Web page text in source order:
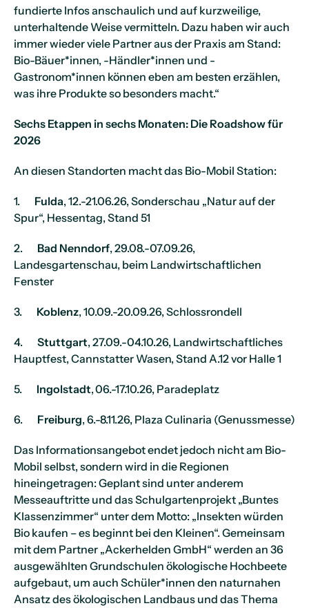
fundierte Infos anschaulich und auf kurzweilige,
unterhaltende Weise vermitteln. Dazu haben wir auch
immer wieder viele Partner aus der Praxis am Stand:
Bio-Bäuer*innen, -Händler*innen und -
Gastronom*innen können eben am besten erzählen,
was ihre Produkte so besonders macht.“
Sechs Etappen in sechs Monaten: Die Roadshow für
2026
An diesen Standorten macht das Bio-Mobil Station:
1. Fulda, 12.-21.06.26, Sonderschau „Natur auf der
Spur“, Hessentag, Stand 51
2. Bad Nenndorf, 29.08.-07.09.26,
Landesgartenschau, beim Landwirtschaftlichen
Fenster
3. Koblenz, 10.09.-20.09.26, Schlossrondell
4. Stuttgart, 27.09.-04.10.26, Landwirtschaftliches
Hauptfest, Cannstatter Wasen, Stand A.12 vor Halle 1
5. Ingolstadt, 06.-17.10.26, Paradeplatz
6. Freiburg, 6.-8.11.26, Plaza Culinaria (Genussmesse)
Das Informationsangebot endet jedoch nicht am Bio-
Mobil selbst, sondern wird in die Regionen
hineingetragen: Geplant sind unter anderem
Messeauftritte und das Schulgartenprojekt „Buntes
Klassenzimmer“ unter dem Motto: „Insekten würden
Bio kaufen – es beginnt bei den Kleinen“. Gemeinsam
mit dem Partner „Ackerhelden GmbH“ werden an 36
ausgewählten Grundschulen ökologische Hochbeete
aufgebaut, um auch Schüler*innen den naturnahen
Ansatz des ökologischen Landbaus und das Thema